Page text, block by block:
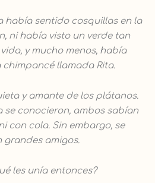
había sentido cosquillas en la
ni había visto un verde tan
y mucho menos, había
llamada Rita.
y amante de los plátanos.
se conocieron, ambos sabían
con cola. Sin embargo, se
grandes amigos.
les unía entonces?